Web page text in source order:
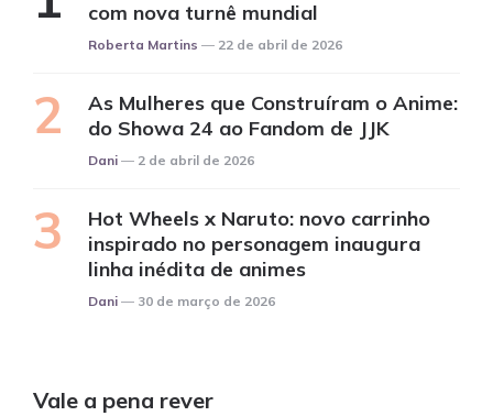
com nova turnê mundial
Posted
Roberta Martins 22 de abril de 2026
As Mulheres que Construíram o Anime:
do Showa 24 ao Fandom de JJK
Posted
Dani 2 de abril de 2026
Hot Wheels x Naruto: novo carrinho
inspirado no personagem inaugura
linha inédita de animes
Posted
Dani 30 de março de 2026
Vale a pena rever